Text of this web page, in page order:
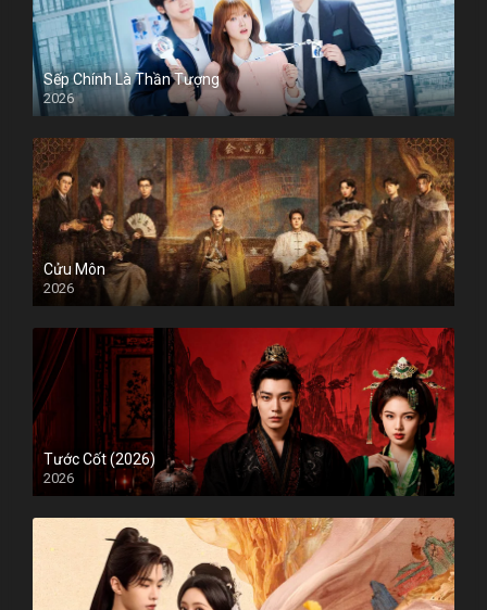
Sếp Chính Là Thần Tượng
2026
Cửu Môn
2026
Tước Cốt (2026)
2026